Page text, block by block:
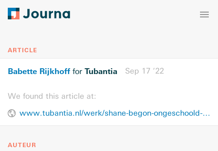
ARTICLE
Babette Rijkhoff for Tubantia Sep 17 ’22
We found this article at:
www.tubantia.nl/werk/shane-begon-ongeschoold-met-werken-ik-mag-zeker-niet-klagen~a631e5d2/
AUTEUR